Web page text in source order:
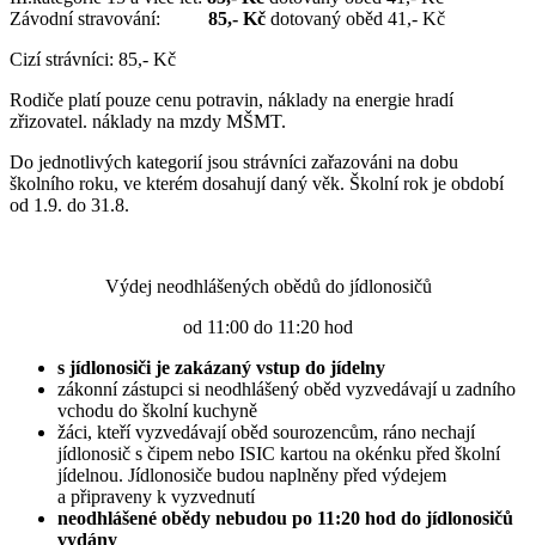
Závodní stravování: 85,- Kč dotovaný oběd 41,- Kč
Cizí strávníci: 85,- Kč
Rodiče platí pouze cenu potravin, náklady na energie hradí
zřizovatel. náklady na mzdy MŠMT.
Do jednotlivých kategorií jsou strávníci zařazováni na dobu
školního roku, ve kterém dosahují daný věk. Školní rok je období
od 1.9. do 31.8.
Výdej neodhlášených obědů do jídlonosičů
od 11:00 do 11:20 hod
s jídlonosiči je zakázaný vstup do jídelny
zákonní zástupci si neodhlášený oběd vyzvedávají u zadního
vchodu do školní kuchyně
žáci, kteří vyzvedávají oběd sourozencům, ráno nechají
jídlonosič s čipem nebo ISIC kartou na okénku před školní
jídelnou. Jídlonosiče budou naplněny před výdejem
a připraveny k vyzvednutí
neodhlášené obědy nebudou po 11:20 hod do jídlonosičů
vydány